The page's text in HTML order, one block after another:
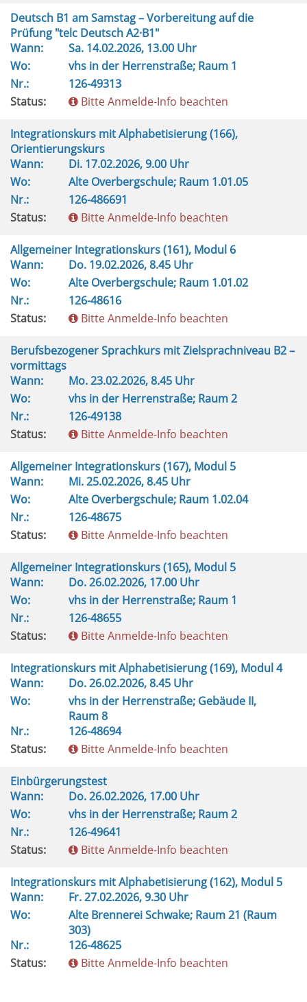
Deutsch B1 am Samstag – Vorbereitung auf die
Prüfung "telc Deutsch A2·B1"
Wann:
Sa. 14.02.2026, 13.00 Uhr
Wo:
vhs in der Herrenstraße; Raum 1
Nr.:
126-49313
Status:
Bitte Anmelde-Info beachten
Integrationskurs mit Alphabetisierung (166),
Orientierungskurs
Wann:
Di. 17.02.2026, 9.00 Uhr
Wo:
Alte Overbergschule; Raum 1.01.05
Nr.:
126-486691
Status:
Bitte Anmelde-Info beachten
Allgemeiner Integrationskurs (161), Modul 6
Wann:
Do. 19.02.2026, 8.45 Uhr
Wo:
Alte Overbergschule; Raum 1.01.02
Nr.:
126-48616
Status:
Bitte Anmelde-Info beachten
Berufsbezogener Sprachkurs mit Zielsprachniveau B2 –
vormittags
Wann:
Mo.23.02.2026, 8.45 Uhr
Wo:
vhs in der Herrenstraße; Raum 2
Nr.:
126-49138
Status:
Bitte Anmelde-Info beachten
Allgemeiner Integrationskurs (167), Modul 5
Wann:
Mi.25.02.2026, 8.45 Uhr
Wo:
Alte Overbergschule; Raum 1.02.04
Nr.:
126-48675
Status:
Bitte Anmelde-Info beachten
Allgemeiner Integrationskurs (165), Modul 5
Wann:
Do.26.02.2026, 17.00 Uhr
Wo:
vhs in der Herrenstraße; Raum 1
Nr.:
126-48655
Status:
Bitte Anmelde-Info beachten
Integrationskurs mit Alphabetisierung (169), Modul 4
Wann:
Do.26.02.2026, 8.45 Uhr
Wo:
vhs in der Herrenstraße; Gebäude II,
Raum 8
Nr.:
126-48694
Status:
Bitte Anmelde-Info beachten
Einbürgerungstest
Wann:
Do.26.02.2026, 17.00 Uhr
Wo:
vhs in der Herrenstraße; Raum 2
Nr.:
126-49641
Status:
Bitte Anmelde-Info beachten
Integrationskurs mit Alphabetisierung (162), Modul 5
Wann:
Fr.27.02.2026, 9.30 Uhr
Wo:
Alte Brennerei Schwake; Raum 21 (Raum
303)
Nr.:
126-48625
Status:
Bitte Anmelde-Info beachten